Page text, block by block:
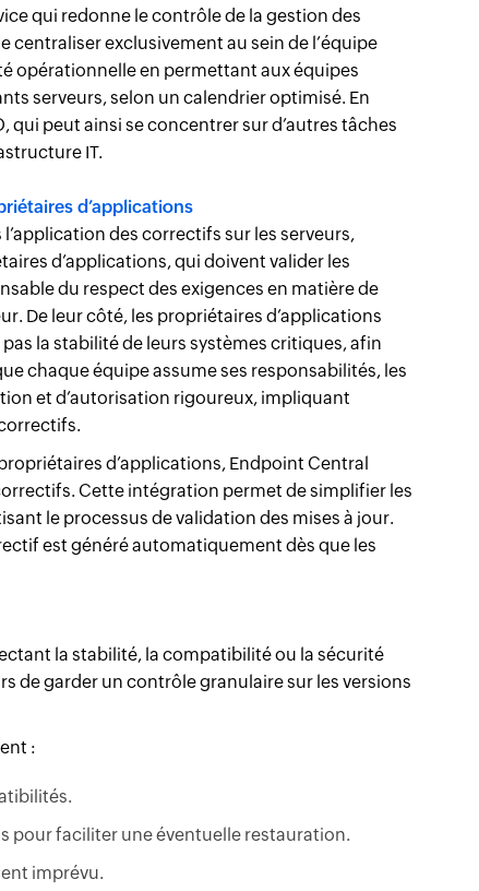
qui redonne le contrôle de la gestion des
exclusivement au sein de l’équipe
opérationnelle en permettant aux équipes
serveurs, selon un calendrier optimisé. En
qui peut ainsi se concentrer sur d’autres tâches
IT.
d’applications
des correctifs sur les serveurs,
d’applications, qui doivent valider les
du respect des exigences en matière de
De leur côté, les propriétaires d’applications
la stabilité de leurs systèmes critiques, afin
chaque équipe assume ses responsabilités, les
et d’autorisation rigoureux, impliquant
d’applications, Endpoint Central
Cette intégration permet de simplifier les
le processus de validation des mises à jour.
est généré automatiquement dès que les
la stabilité, la compatibilité ou la sécurité
de garder un contrôle granulaire sur les versions
:
pour faciliter une éventuelle restauration.
imprévu.